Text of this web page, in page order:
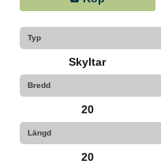
Typ
Skyltar
Bredd
20
Längd
20